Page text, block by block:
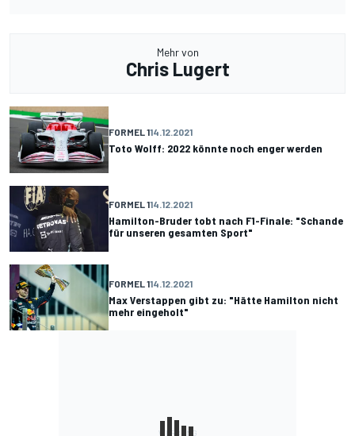
Mehr von
Chris Lugert
FORMEL 114.12.2021
Toto Wolff: 2022 könnte noch enger werden
FORMEL 114.12.2021
Hamilton-Bruder tobt nach F1-Finale: "Schande
für unseren gesamten Sport"
FORMEL 114.12.2021
Max Verstappen gibt zu: "Hätte Hamilton nicht
mehr eingeholt"